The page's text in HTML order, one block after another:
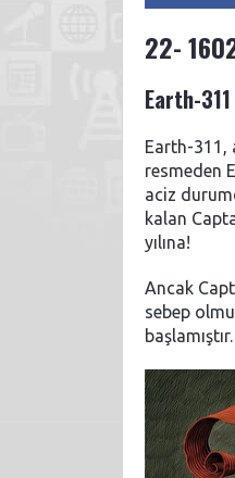
22-
Earth-311
Earth-311,
resmeden
aciz
kalan
yılına!
Ancak
sebep
başlamıştır.